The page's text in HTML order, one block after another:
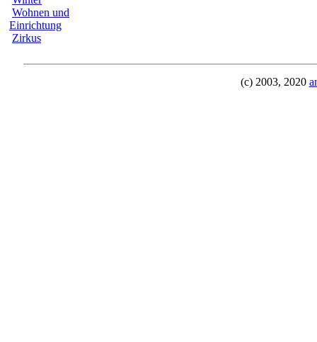
Wohnen und
Einrichtung
Zirkus
(c) 2003, 2020